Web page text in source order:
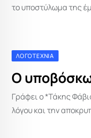
το υποστύλωμα της
ΛΟΓΟΤΕΧΝΊΑ
Ο
Γράφει ο *Τάκης
λόγου και την